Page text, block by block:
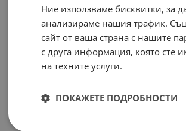
Ние използваме бисквитки, за
анализираме нашия трафик.
сайт от ваша страна с нашите
с друга информация, която сте
на техните услуги.
ПОКАЖЕТЕ ПОДРОБНОСТИ